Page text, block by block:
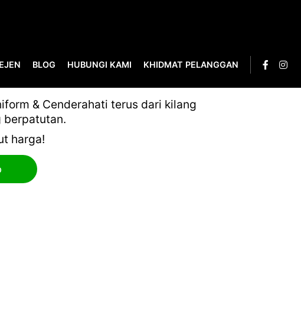
BLOG HUBUNGI KAMI KHIDMAT PELANGGAN
& Cenderahati terus dari kilang
berpatutan.
harga!